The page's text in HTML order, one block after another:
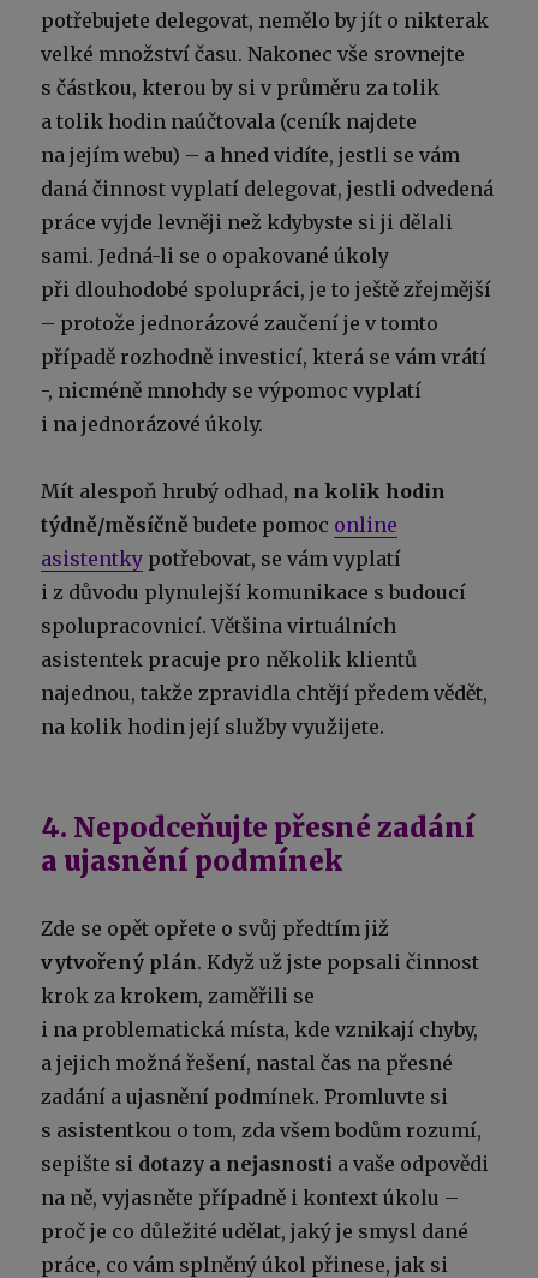
potřebujete delegovat, nemělo by jít o nikterak
velké množství času. Nakonec vše srovnejte
s částkou, kterou by si v průměru za tolik
a tolik hodin naúčtovala (ceník najdete
na jejím webu) – a hned vidíte, jestli se vám
daná činnost vyplatí delegovat, jestli odvedená
práce vyjde levněji než kdybyste si ji dělali
sami. Jedná-li se o opakované úkoly
při dlouhodobé spolupráci, je to ještě zřejmější
– protože jednorázové zaučení je v tomto
případě rozhodně investicí, která se vám vrátí
-, nicméně mnohdy se výpomoc vyplatí
i na jednorázové úkoly.
Mít alespoň hrubý odhad, na kolik hodin
týdně/měsíčně budete pomoc online
asistentky potřebovat, se vám vyplatí
i z důvodu plynulejší komunikace s budoucí
spolupracovnicí. Většina virtuálních
asistentek pracuje pro několik klientů
najednou, takže zpravidla chtějí předem vědět,
na kolik hodin její služby využijete.
4. Nepodceňujte přesné zadání
a ujasnění podmínek
Zde se opět opřete o svůj předtím již
vytvořený plán. Když už jste popsali činnost
krok za krokem, zaměřili se
i na problematická místa, kde vznikají chyby,
a jejich možná řešení, nastal čas na přesné
zadání a ujasnění podmínek. Promluvte si
s asistentkou o tom, zda všem bodům rozumí,
sepište si dotazy a nejasnosti a vaše odpovědi
na ně, vyjasněte případně i kontext úkolu –
proč je co důležité udělat, jaký je smysl dané
práce, co vám splněný úkol přinese, jak si